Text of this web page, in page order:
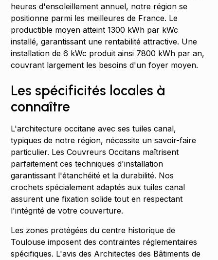
heures d'ensoleillement annuel, notre région se
positionne parmi les meilleures de France. Le
productible moyen atteint 1300 kWh par kWc
installé, garantissant une rentabilité attractive. Une
installation de 6 kWc produit ainsi 7800 kWh par an,
couvrant largement les besoins d'un foyer moyen.
Les spécificités locales à
connaître
L'architecture occitane avec ses tuiles canal,
typiques de notre région, nécessite un savoir-faire
particulier. Les Couvreurs Occitans maîtrisent
parfaitement ces techniques d'installation
garantissant l'étanchéité et la durabilité. Nos
crochets spécialement adaptés aux tuiles canal
assurent une fixation solide tout en respectant
l'intégrité de votre couverture.
Les zones protégées du centre historique de
Toulouse imposent des contraintes réglementaires
spécifiques. L'avis des Architectes des Bâtiments de